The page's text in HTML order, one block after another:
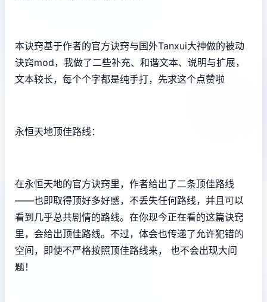
本诀窍基于作者的官方诀窍与国外Tanxui大神做的被动
诀窍mod，我做了二些补充、和谐文本、说明与扩展，
文本较长，每个个字都是纯手打，先求这个点赞啦
永恒天地顶佳路线：
在永恒天地的官方诀窍里，作者给出了二条顶佳路线
——也即取得顶好多好感，不丢失任何路线，并且可以
看到几乎总共剧情的路线。在你现今正在看的这篇诀窍
里，会给出顶佳路线。不过，体会也传递了允许犯错的
空间，即使不严格按照顶佳路线来， 也不会出现大问
题！